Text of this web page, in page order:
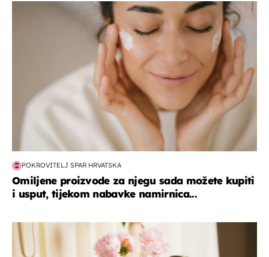
moda & ljepota
POKROVITELJ SPAR HRVATSKA
Omiljene proizvode za njegu sada možete kupiti
i usput, tijekom nabavke namirnica...
moda & ljepota